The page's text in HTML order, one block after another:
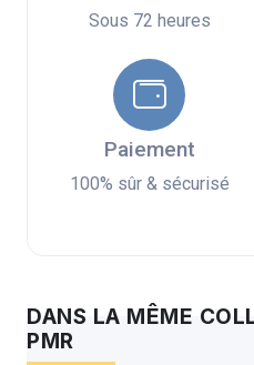
Sous 72 heures
Paiement
100% sûr & sécurisé
DANS LA MÊME
PMR